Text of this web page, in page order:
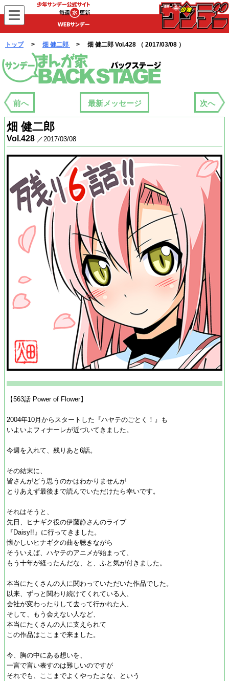
WEBサンデー
トップ> 畑 健二郎 > 畑 健二郎 Vol.428 （ 2017/03/08 ）
まんが家バックステージ
前へ 最新メッセージ 次へ
畑 健二郎
Vol.428 ／2017/03/08
【563話 Power of Flower】
2004年10月からスタートした『ハヤテのごとく！』も
いよいよフィナーレが近づいてきました。
今週を入れて、残りあと6話。
その結末に、
皆さんがどう思うのかはわかりませんが
とりあえず最後まで読んでいただけたら幸いです。
それはそうと、
先日、ヒナギク役の伊藤静さんのライブ
『Daisy!!』に行ってきました。
懐かしいヒナギクの曲を聴きながら
そういえば、ハヤテのアニメが始まって、
もう十年が経ったんだな、と、ふと気が付きました。
本当にたくさんの人に関わっていただいた作品でした。
以来、ずっと関わり続けてくれている人、
会社が変わったりして去って行かれた人、
そして、もう会えない人など、
本当にたくさんの人に支えられて
この作品はここまで来ました。
今、胸の中にある想いを、
一言で言い表すのは難しいのですが
それでも、ここまでよくやったよな、という